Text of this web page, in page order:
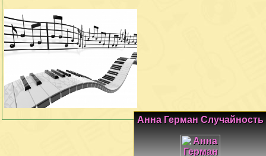
Анна Герман Случайность